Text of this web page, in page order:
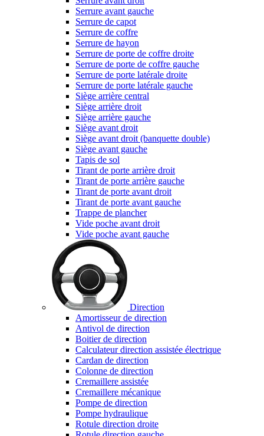
Serrure avant gauche
Serrure de capot
Serrure de coffre
Serrure de hayon
Serrure de porte de coffre droite
Serrure de porte de coffre gauche
Serrure de porte latérale droite
Serrure de porte latérale gauche
Siège arrière central
Siège arrière droit
Siège arrière gauche
Siège avant droit
Siège avant droit (banquette double)
Siège avant gauche
Tapis de sol
Tirant de porte arrière droit
Tirant de porte arrière gauche
Tirant de porte avant droit
Tirant de porte avant gauche
Trappe de plancher
Vide poche avant droit
Vide poche avant gauche
Direction
Amortisseur de direction
Antivol de direction
Boitier de direction
Calculateur direction assistée électrique
Cardan de direction
Colonne de direction
Cremaillere assistée
Cremaillere mécanique
Pompe de direction
Pompe hydraulique
Rotule direction droite